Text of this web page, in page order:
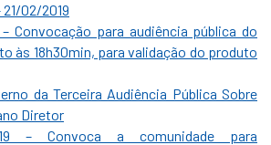
21/02/2019
– Convocação para audiência pública do
às 18h30min, para validação do produto
da Terceira Audiência Pública Sobre
Diretor
– Convoca a comunidade para